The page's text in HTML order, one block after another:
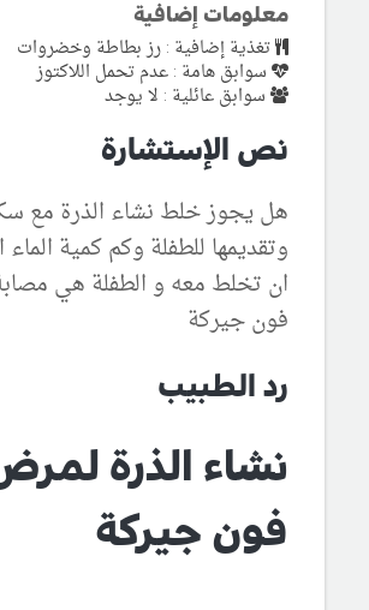
معلومات إضافية
تغذية إضافية : رز بطاطة وخضروات
سوابق هامة : عدم تحمل اللاكتوز
سوابق عائلية : لا يوجد
نص الإستشارة
هل يجوز خلط نشاء الذرة مع
وتقديمها للطفلة وكم كمية
ان تخلط معه و الطفلة هي
فون جيركة
رد الطبيب
نشاء الذرة
فون جيركة